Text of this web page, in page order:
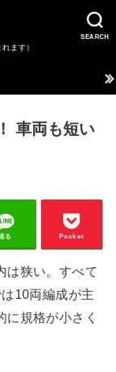
SEARCH
ます）
車両も短い
る Pocket
は狭い。すべて
10両編成が主
規格が小さく